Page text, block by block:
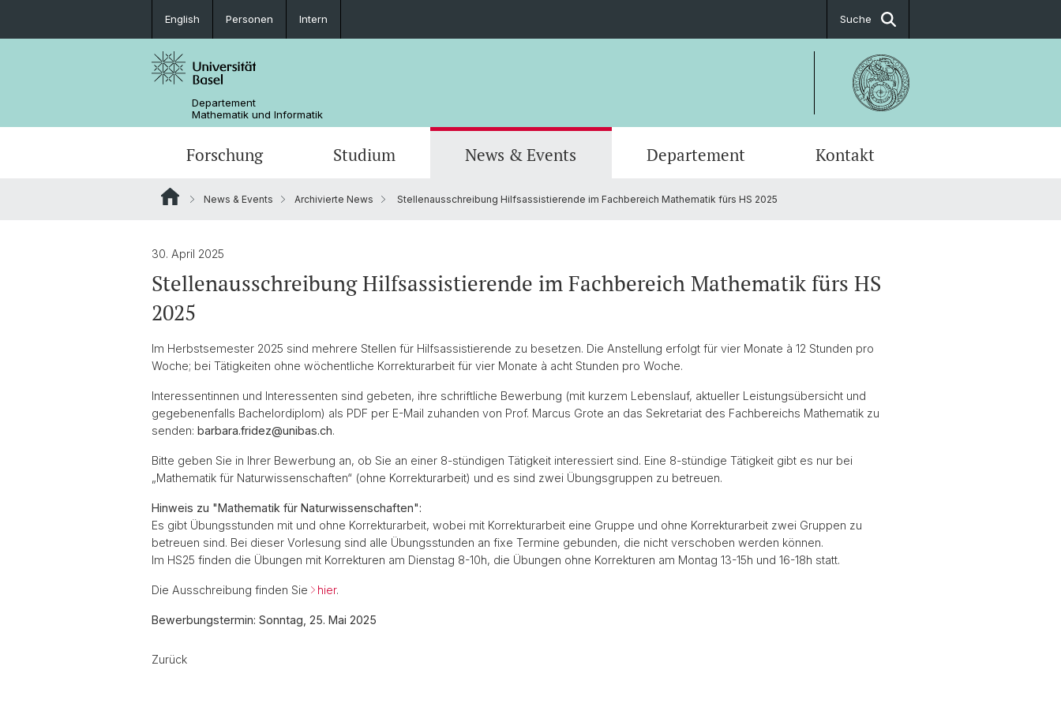
English Personen Intern Suche
Departement
Mathematik und Informatik
Forschung Studium
Data Science
News & Events Departement
Ehemalige
Kontakt
News & Events Archivierte News Stellenausschreibung Hilfsassistierende im Fachbereich Mathematik fürs HS 2025
30. April 2025
Stellenausschreibung Hilfsassistierende im Fachbereich Mathematik fürs HS
2025
Im Herbstsemester 2025 sind mehrere Stellen für Hilfsassistierende zu besetzen. Die Anstellung erfolgt für vier Monate à 12 Stunden pro
Woche; bei Tätigkeiten ohne wöchentliche Korrekturarbeit für vier Monate à acht Stunden pro Woche.
Interessentinnen und Interessenten sind gebeten, ihre schriftliche Bewerbung (mit kurzem Lebenslauf, aktueller Leistungsübersicht und
gegebenenfalls Bachelordiplom) als PDF per E-Mail zuhanden von Prof. Marcus Grote an das Sekretariat des Fachbereichs Mathematik zu
senden: barbara.fridez@unibas.ch.
Bitte geben Sie in Ihrer Bewerbung an, ob Sie an einer 8-stündigen Tätigkeit interessiert sind. Eine 8-stündige Tätigkeit gibt es nur bei
„Mathematik für Naturwissenschaften“ (ohne Korrekturarbeit) und es sind zwei Übungsgruppen zu betreuen.
Hinweis zu "Mathematik für Naturwissenschaften":
Es gibt Übungsstunden mit und ohne Korrekturarbeit, wobei mit Korrekturarbeit eine Gruppe und ohne Korrekturarbeit zwei Gruppen zu
betreuen sind. Bei dieser Vorlesung sind alle Übungsstunden an fixe Termine gebunden, die nicht verschoben werden können.
Im HS25 finden die Übungen mit Korrekturen am Dienstag 8-10h, die Übungen ohne Korrekturen am Montag 13-15h und 16-18h statt.
Die Ausschreibung finden Sie hier.
Bewerbungstermin: Sonntag, 25. Mai 2025
Zurück